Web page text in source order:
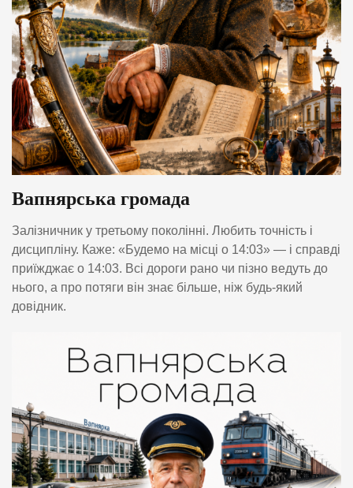
Вапнярська громада
Залізничник у третьому поколінні. Любить точність і
дисципліну. Каже: «Будемо на місці о 14:03» — і справді
приїжджає о 14:03. Всі дороги рано чи пізно ведуть до
нього, а про потяги він знає більше, ніж будь-який
довідник.